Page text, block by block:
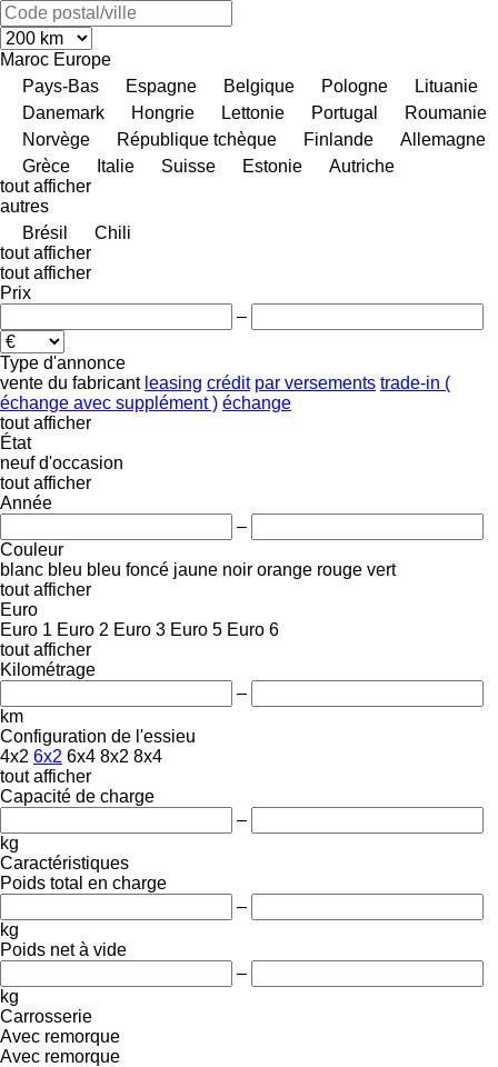
Maroc Europe
Pays-Bas
Espagne Belgique Pologne
Lituanie
Danemark
Hongrie Lettonie Portugal
Roumanie
Norvège
République tchèque Finlande
Allemagne
Grèce
Italie Suisse Estonie
Autriche
tout afficher
autres
Brésil
Chili
tout afficher
tout afficher
Prix
–
Type d'annonce
vente du fabricant leasing crédit par versements trade-in (
échange avec supplément ) échange
tout afficher
État
neuf d'occasion
tout afficher
Année
–
Couleur
blanc bleu bleu foncé jaune noir orange rouge vert
tout afficher
Euro
Euro 1 Euro 2 Euro 3 Euro 5 Euro 6
tout afficher
Kilométrage
–
km
Configuration de l'essieu
4x2 6x2 6x4 8x2 8x4
tout afficher
Capacité de charge
–
kg
Caractéristiques
Poids total en charge
–
kg
Poids net à vide
–
kg
Carrosserie
Avec remorque
Avec remorque